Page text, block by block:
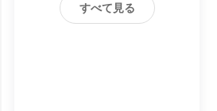
すべて見る